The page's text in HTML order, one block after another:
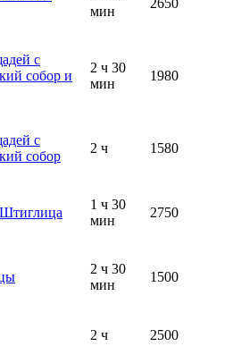
мин
с
собор и
2 ч 30
мин
1980
с
собор
2 ч 1580
1 ч 30
мин
2750
2 ч 30
мин
1500
2 ч 2500